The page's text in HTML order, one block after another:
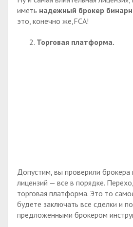
иметь надежный брокер
это, конечно же,FCA!
Торговая платформа.
Допустим, вы проверили брокера
лицензий — все в порядке.
торговая платформа. Это то
будете заключать все сделки и
предложенными брокером